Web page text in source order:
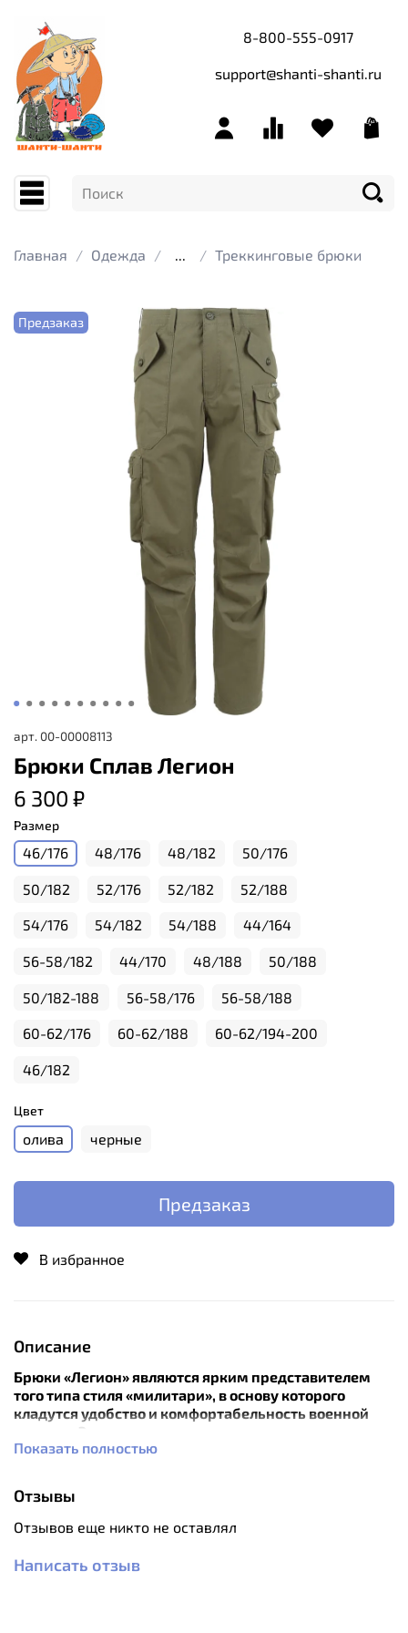
8-800-555-0917
support@shanti-shanti.ru
Главная Одежда Треккинговые брюки
Предзаказ
арт. 00-00008113
Брюки Сплав Легион
6 300 ₽
Размер
46/176 48/176 48/182 50/176
50/182 52/176 52/182 52/188
54/176 54/182 54/188 44/164
56-58/182 44/170 48/188 50/188
50/182-188 56-58/176 56-58/188
60-62/176 60-62/188 60-62/194-200
46/182
Цвет
олива черные
Предзаказ
В избранное
Описание
Брюки «Легион» являются ярким представителем
того типа стиля «милитари», в основу которого
кладутся удобство и комфортабельность военной
одежды. Эту одежду ценят активные,
коммуникабельные люди, не признающие никаких
сноубордистов в душе.
Особенности:
Преобладающее содержание хлопка в ткани
Показать полностью
Отзывы
Отзывов еще никто не оставлял
Написать отзыв